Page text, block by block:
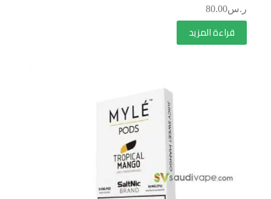
ر.س80.00
قراءة المزيد